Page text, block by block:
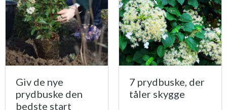
Giv de nye
prydbuske den
bedste start
7 prydbuske, der
tåler skygge